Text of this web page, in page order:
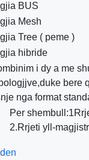
BUS
Mesh
Tree ( peme )
hibride
i dy a me
bere
nga format
Per
2.Rrjeti yll-